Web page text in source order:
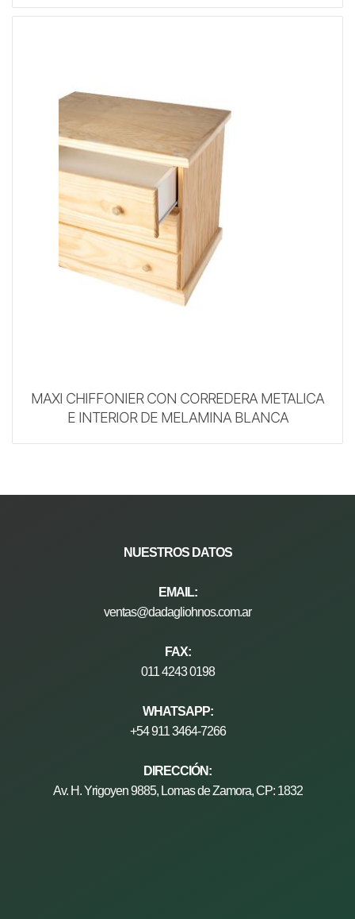
MAXI CHIFFONIER CON CORREDERA METALICA
E INTERIOR DE MELAMINA BLANCA
NUESTROS DATOS
EMAIL:
ventas@dadagliohnos.com.ar
FAX:
011 4243 0198
WHATSAPP:
+54 911 3464-7266
DIRECCIÓN:
Av. H. Yrigoyen 9885, Lomas de Zamora, CP: 1832